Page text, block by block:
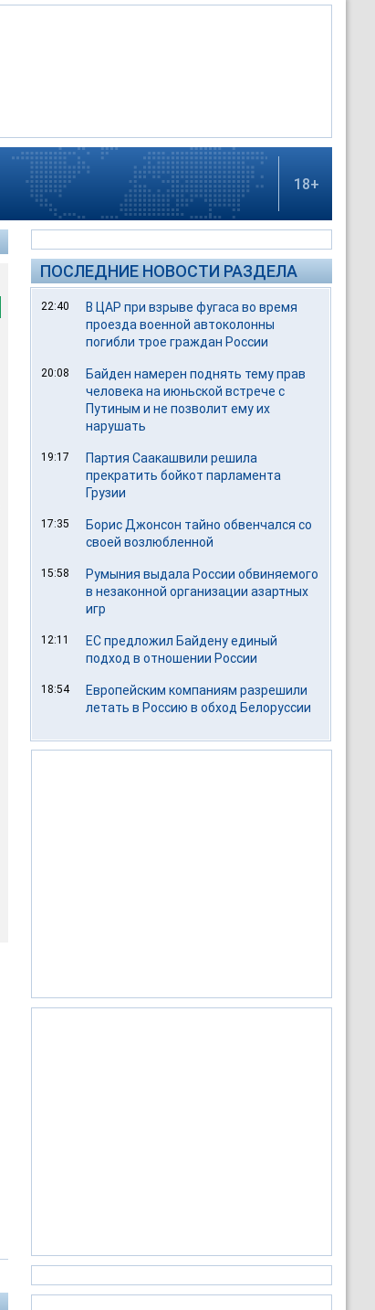
18+
ПОСЛЕДНИЕ НОВОСТИ РАЗДЕЛА
22:40
В ЦАР при взрыве фугаса во время
проезда военной автоколонны
погибли трое граждан России
20:08
Байден намерен поднять тему прав
человека на июньской встрече с
Путиным и не позволит ему их
нарушать
19:17
Партия Саакашвили решила
прекратить бойкот парламента
Грузии
17:35
Борис Джонсон тайно обвенчался со
своей возлюбленной
15:58
Румыния выдала России обвиняемого
в незаконной организации азартных
игр
12:11
ЕС предложил Байдену единый
подход в отношении России
18:54
Европейским компаниям разрешили
летать в Россию в обход Белоруссии